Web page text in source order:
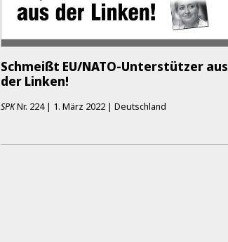
Schmeißt EU/NATO-Unterstützer aus
der Linken!
SPKNr. 224 | 1. März 2022 | Deutschland